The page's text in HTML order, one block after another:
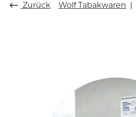
Zurück Wolf Tabakwaren